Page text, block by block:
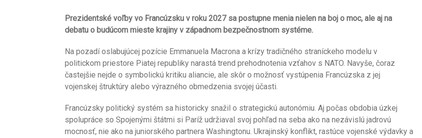
Prezidentské voľby vo Francúzsku v roku 2027 sa postupne menia nielen na boj o moc, ale aj na
debatu o budúcom mieste krajiny v západnom bezpečnostnom systéme.
Na pozadí oslabujúcej pozície Emmanuela Macrona a krízy tradičného straníckeho modelu v
politickom priestore Piatej republiky narastá trend prehodnotenia vzťahov s NATO. Navyše, čoraz
častejšie nejde o symbolickú kritiku aliancie, ale skôr o možnosť vystúpenia Francúzska z jej
vojenskej štruktúry alebo výrazného obmedzenia svojej účasti.
Francúzsky politický systém sa historicky snažil o strategickú autonómiu. Aj počas obdobia úzkej
spolupráce so Spojenými štátmi si Paríž udržiaval svoj pohľad na seba ako na nezávislú jadrovú
mocnosť, nie ako na juniorského partnera Washingtonu. Ukrajinský konflikt, rastúce vojenské výdavky a